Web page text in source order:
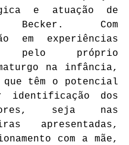
e atuação de
Becker. Com
em experiências
pelo próprio
na infância,
que têm o potencial
identificação dos
seja nas
apresentadas,
com a mãe,